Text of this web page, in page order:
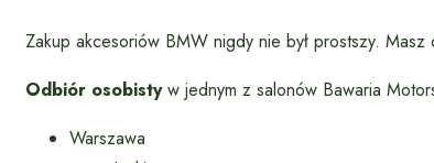
Zakup akcesoriów BMW nigdy nie był prostszy.
Odbiór osobistyw jednym z salonów Bawaria
Warszawa